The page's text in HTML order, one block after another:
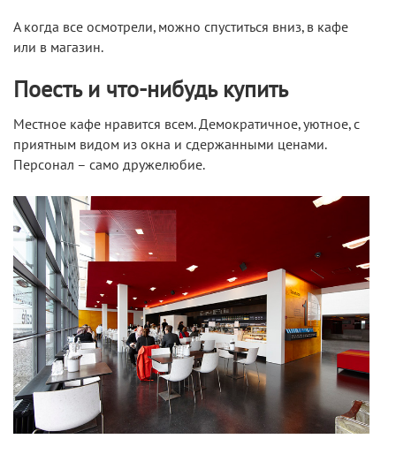
А когда все осмотрели, можно спуститься вниз, в кафе
или в магазин.
Поесть и что-нибудь купить
Местное кафе нравится всем. Демократичное, уютное, с
приятным видом из окна и сдержанными ценами.
Персонал – само дружелюбие.